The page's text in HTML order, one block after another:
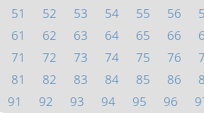
51
52 53 54 55 56
61
62 63 64 65 66
71
72 73 74 75 76
81
82 83 84 85 86
91
92 93 94 95 96